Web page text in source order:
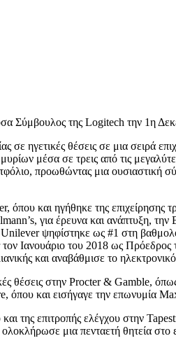
Σύμβουλος της Logitech την 1η
σε ηγετικές θέσεις σε μια σειρά
μέσα σε τρεις από τις
προωθώντας μια ουσιαστική
και ηγήθηκε της επιχείρησης
για έρευνα και ανάπτυξη,
ψηφίστηκε ως #1 στη
Ιανουάριο του 2018 ως Πρόεδρος
και αναβάθμισε το
θέσεις στην Procter & Gamble,
όπου και εισήγαγε την επωνυμία
της επιτροπής ελέγχου στην
μια πενταετή θητεία στο